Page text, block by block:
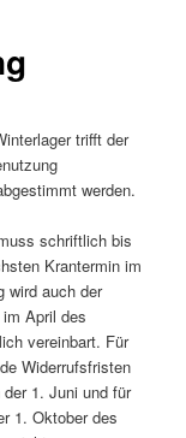
trifft der
werden.
schriftlich bis
Krantermin im
wird auch der
April des
vereinbart. Für
Widerrufsfristen
1. Juni und für
1. Oktober des